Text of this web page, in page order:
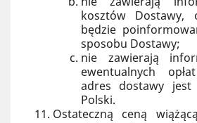
kosztów
będzie
sposobu Dostawy;
nie zawierają
ewentualnych
adres dostawy
Polski.
Ostateczną ceną